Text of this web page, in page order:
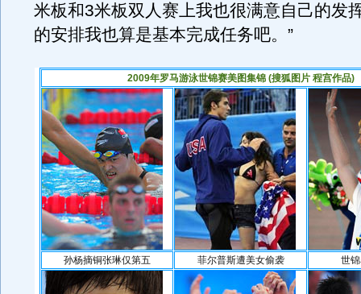
米板和3米板双人赛上我也很满意自己的发
的安排我也算是基本完成任务吧。”